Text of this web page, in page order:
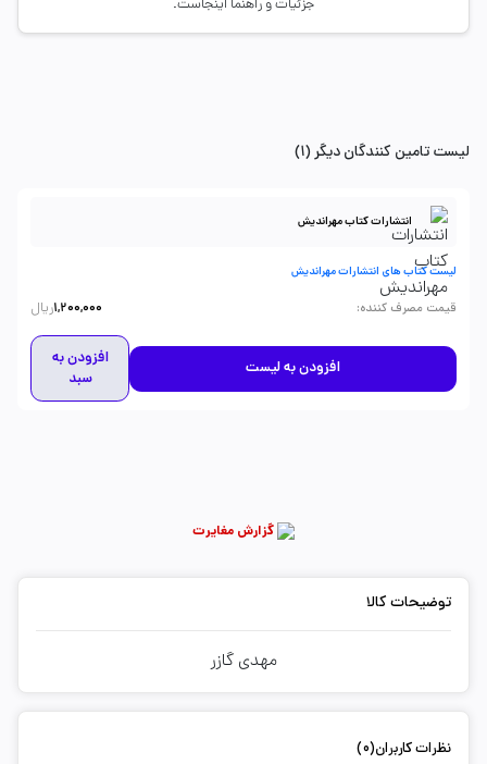
جزئیات و راهنما اینجاست.
لیست تامین کنندگان دیگر (1)
انتشارات کتاب مهراندیش
لیست کتاب های انتشارات مهراندیش
قیمت مصرف کننده:
1,200,000ریال
افزودن به لیست
افزودن به
سبد
گزارش مغایرت
توضیحات کالا
مهدی گازر
نظرات کاربران(0)